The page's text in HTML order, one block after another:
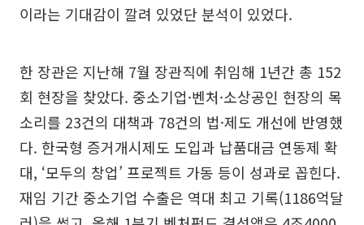
이라는 기대감이 깔려 있었단 분석이 있었다.
한 장관은 지난해 7월 장관직에 취임해 1년간 총 152
회 현장을 찾았다. 중소기업·벤처·소상공인 현장의 목
소리를 23건의 대책과 78건의 법·제도 개선에 반영했
다. 한국형 증거개시제도 도입과 납품대금 연동제 확
대, ‘모두의 창업’ 프로젝트 가동 등이 성과로 꼽힌다.
재임 기간 중소기업 수출은 역대 최고 기록(1186억달